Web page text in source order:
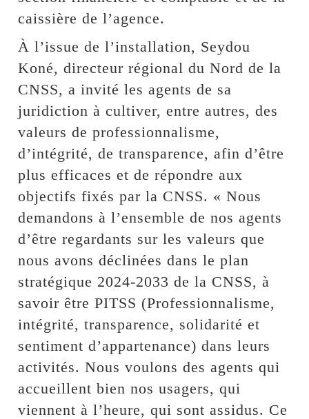
caissière de l’agence.
À l’issue de l’installation, Seydou
Koné, directeur régional du Nord de la
CNSS, a invité les agents de sa
juridiction à cultiver, entre autres, des
valeurs de professionnalisme,
d’intégrité, de transparence, afin d’être
plus efficaces et de répondre aux
objectifs fixés par la CNSS. « Nous
demandons à l’ensemble de nos agents
d’être regardants sur les valeurs que
nous avons déclinées dans le plan
stratégique 2024-2033 de la CNSS, à
savoir être PITSS (Professionnalisme,
intégrité, transparence, solidarité et
sentiment d’appartenance) dans leurs
activités. Nous voulons des agents qui
accueillent bien nos usagers, qui
viennent à l’heure, qui sont assidus. Ce